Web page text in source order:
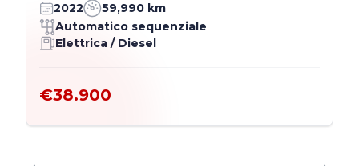
2022
59,990 km
Automatico sequenziale
Elettrica / Diesel
€38.900